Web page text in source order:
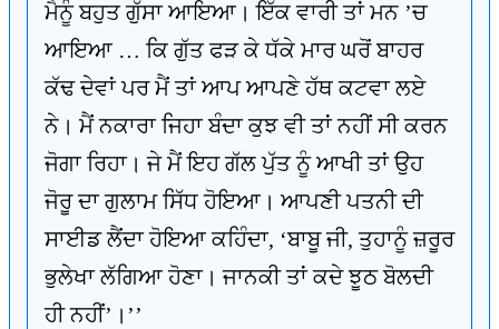
ਮੈਨੂੰ ਬਹੁਤ ਗੁੱਸਾ ਆਇਆ। ਇੱਕ ਵਾਰੀ ਤਾਂ ਮਨ ’ਚ
ਆਇਆ … ਕਿ ਗੁੱਤ ਫੜ ਕੇ ਧੱਕੇ ਮਾਰ ਘਰੋਂ ਬਾਹਰ
ਕੱਢ ਦੇਵਾਂ ਪਰ ਮੈਂ ਤਾਂ ਆਪ ਆਪਣੇ ਹੱਥ ਕਟਵਾ ਲਏ
ਨੇ। ਮੈਂ ਨਕਾਰਾ ਜਿਹਾ ਬੰਦਾ ਕੁਝ ਵੀ ਤਾਂ ਨਹੀਂ ਸੀ ਕਰਨ
ਜੋਗਾ ਰਿਹਾ। ਜੇ ਮੈਂ ਇਹ ਗੱਲ ਪੁੱਤ ਨੂੰ ਆਖੀ ਤਾਂ ਉਹ
ਜੋਰੂ ਦਾ ਗੁਲਾਮ ਸਿੱਧ ਹੋਇਆ। ਆਪਣੀ ਪਤਨੀ ਦੀ
ਸਾਈਡ ਲੈਂਦਾ ਹੋਇਆ ਕਹਿੰਦਾ, ‘ਬਾਬੂ ਜੀ, ਤੁਹਾਨੂੰ ਜ਼ਰੂਰ
ਭੁਲੇਖਾ ਲੱਗਿਆ ਹੋਣਾ। ਜਾਨਕੀ ਤਾਂ ਕਦੇ ਝੂਠ ਬੋਲਦੀ
ਹੀ ਨਹੀਂ’।’’